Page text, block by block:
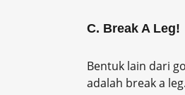
C. Break A Leg!
Bentuk lain dari
adalah break a leg.